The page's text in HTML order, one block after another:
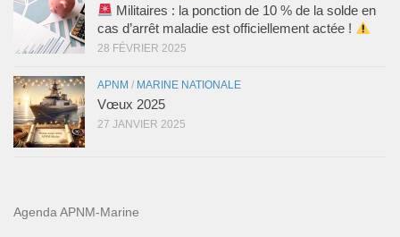
Militaires : la ponction de 10 % de la solde en
cas d’arrêt maladie est officiellement actée !
28 FÉVRIER 2025
APNM / MARINE NATIONALE
Vœux 2025
27 JANVIER 2025
Agenda APNM-Marine